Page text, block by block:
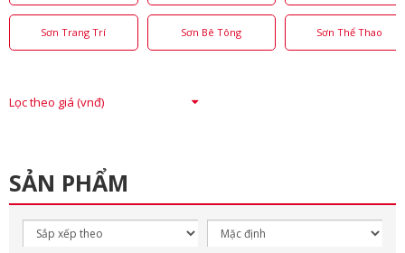
Sơn Trang Trí Sơn Bê Tông Sơn Thể Thao
Lọc theo giá (vnđ)
SẢN PHẨM